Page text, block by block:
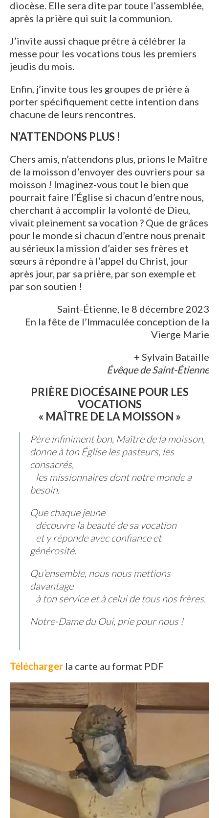
diocèse. Elle sera dite par toute l’assemblée,
après la prière qui suit la communion.
J’invite aussi chaque prêtre à célébrer la
messe pour les vocations tous les premiers
jeudis du mois.
Enfin, j’invite tous les groupes de prière à
porter spécifiquement cette intention dans
chacune de leurs rencontres.
N’ATTENDONS PLUS !
Chers amis, n’attendons plus, prions le Maître
de la moisson d’envoyer des ouvriers pour sa
moisson ! Imaginez-vous tout le bien que
pourrait faire l’Église si chacun d’entre nous,
cherchant à accomplir la volonté de Dieu,
vivait pleinement sa vocation ? Que de grâces
pour le monde si chacun d’entre nous prenait
au sérieux la mission d’aider ses frères et
sœurs à répondre à l’appel du Christ, jour
après jour, par sa prière, par son exemple et
par son soutien !
Saint-Étienne, le 8 décembre 2023
En la fête de l’Immaculée conception de la
Vierge Marie
+ Sylvain Bataille
Évêque de Saint-Étienne
PRIÈRE DIOCÉSAINE POUR LES
VOCATIONS
« MAÎTRE DE LA MOISSON »
Père infiniment bon, Maître de la moisson,
donne à ton Église les pasteurs, les
consacrés,
les missionnaires dont notre monde a
besoin.
Que chaque jeune
découvre la beauté de sa vocation
et y réponde avec confiance et
générosité.
Qu’ensemble, nous nous mettions
davantage
à ton service et à celui de tous nos frères.
Notre-Dame du Oui, prie pour nous !
Télécharger la carte au format PDF